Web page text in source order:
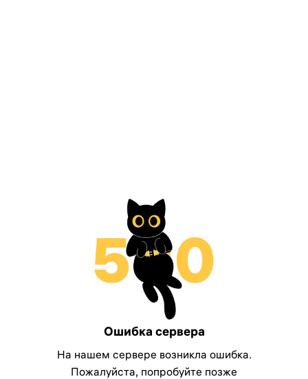
Ошибка сервера
На нашем сервере возникла ошибка.
Пожалуйста, попробуйте позже